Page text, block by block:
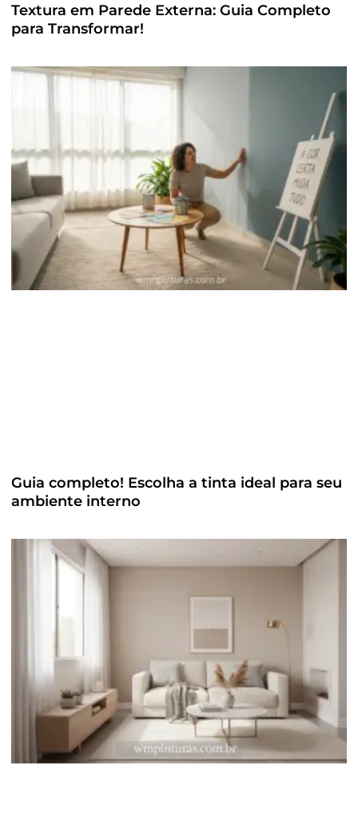
Textura em Parede Externa: Guia Completo
para Transformar!
Guia completo! Escolha a tinta ideal para seu
ambiente interno